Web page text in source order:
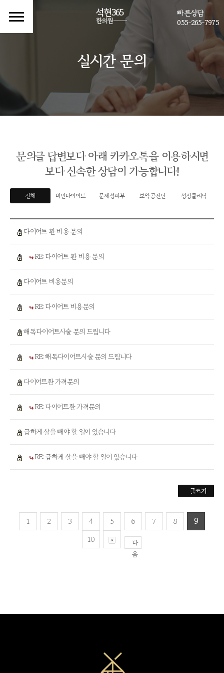
빠른상담
055-265-7975
실시간 문의
문의글 답변보다 아래 카카오톡을 이용하시면
보다 신속한 상담이 가능합니다!
전체 비만다이어트 문제성피부 보약공진단 성장클리닉
다이어트 환 비용 문의
RE: 다이어트 환 비용 문의
다이어트 비용문의
RE: 다이어트 비용문의
해독다이어트시술 문의 드립니다
RE: 해독다이어트시술 문의 드립니다
다이어트환 가격문의
RE: 다이어트환 가격문의
급하게 살을 빼야 할 일이 있습니다
RE: 급하게 살을 빼야 할 일이 있습니다
글쓰기
1 2 3 4 5 6 7 8
9
10
다
음